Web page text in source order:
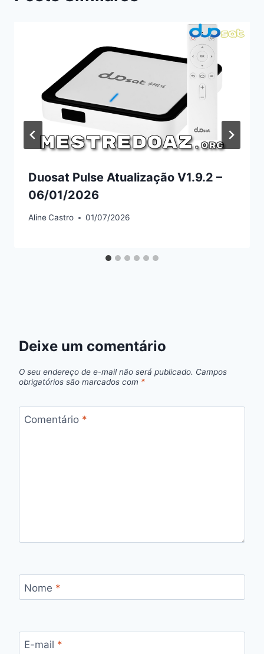
Duosat Pulse Atualização V1.9.2 –
06/01/2026
AlineCastro 01/07/2026
Deixe um comentário
O seu endereço de e-mail não será publicado. Campos
obrigatórios são marcados com *
Comentário *
Nome *
E-mail *